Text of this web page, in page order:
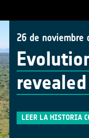
26 de noviembre
LEER LA HISTORIA